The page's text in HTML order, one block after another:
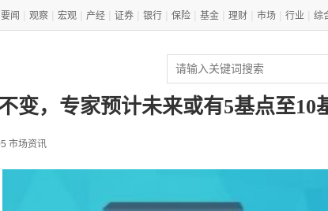
要闻 观察 宏观 产经 证券 银行 保险 基金 理财 市场 行业 综
变，专家预计未来或有5基点至10
市场资讯